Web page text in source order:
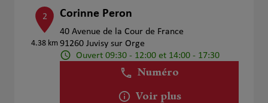
2
4.38 km
Corinne Peron
40 Avenue de la Cour de France
91260 Juvisy sur Orge
Ouvert 09:30 - 12:00 et 14:00 - 17:30
Numéro
Voir plus